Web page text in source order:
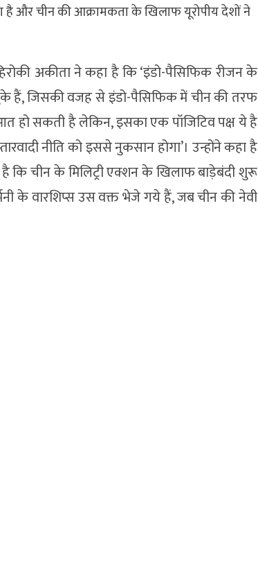
है और चीन की आक्रामकता के खिलाफ यूरोपीय देशों ने
अकीता ने कहा है कि ‘इंडो-पैसिफिक रीजन के
चुके हैं, जिसकी वजह से इंडो-पैसिफिक में चीन की तरफ
हो सकती है लेकिन, इसका एक पॉजिटिव पक्ष ये है
नीति को इससे नुकसान होगा’। उन्होंने कहा है
चीन के मिलिट्री एक्शन के खिलाफ बाड़ेबंदी शुरू
के वारशिप्स उस वक्त भेजे गये हैं, जब चीन की नेवी